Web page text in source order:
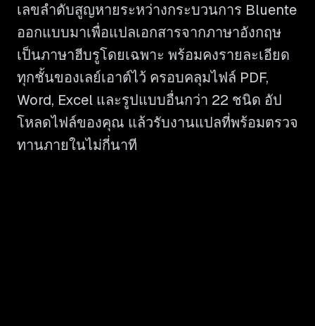
เลขลำดับสูญหายระหว่างกระบวนการ Bluente
ออกแบบมาเพื่อแปลเอกสารจากภาษาอังกฤษ
เป็นภาษาฮีบรูโดยเฉพาะ พร้อมคงรายละเอียด
ทุกชั้นของเลย์เอาต์ไว้ ครอบคลุมไฟล์ PDF,
Word, Excel และรูปแบบอื่นกว่า 22 ชนิด อัป
โหลดไฟล์ของคุณ แล้วรับงานแปลที่พร้อมตรวจ
ทานภายในไม่กี่นาที